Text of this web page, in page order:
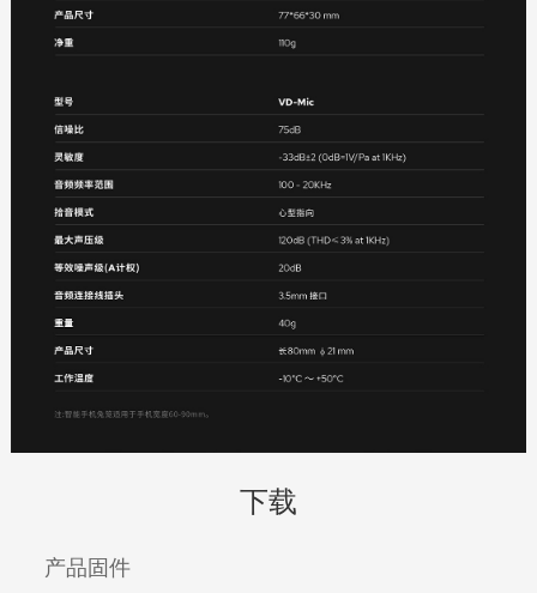
下载
产品固件